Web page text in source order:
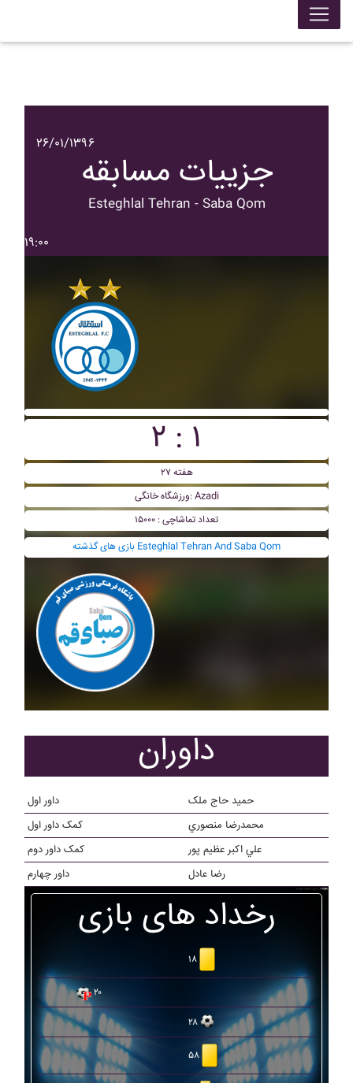
۲۶/۰۱/۱۳۹۶
جزییات مسابقه
Esteghlal Tehran - Saba Qom
۱۹:۰۰
۲ : ۱
هفته ۲۷
ورزشگاه خانگی: Azadi
تعداد تماشاچی : ۱۵۰۰۰
بازی های گذشته Esteghlal Tehran And Saba Qom
داوران
داور اول
حميد حاج ملک
کمک داور اول
محمدرضا منصوري
کمک داور دوم
علي اکبر عظيم پور
داور چهارم
رضا عادل
رخداد های بازی
۱۸
۲۰
۲۸
۵۸